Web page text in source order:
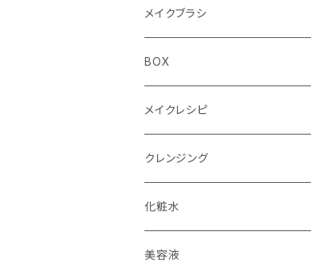
Summer（夏）
PK（ピンク）
BR（ブラウン）
4色パレット（ケース）
RD（レッド）
リップ30色
単色ケース付（オリジナルBOX付）
メイクブラシ
フェイスブラシ
チークブラシ
アイシャドウブラシ（M）
アイシャドウブラシ（S）
アイブロウブラシ
BOX
単色用BOX
4色パレット用BOX
全色メイクパレット用BOX
メイクレシピ
メイクレシピ20枚入り
メイクレシピ50枚入り
クレンジング
化粧水
美容液